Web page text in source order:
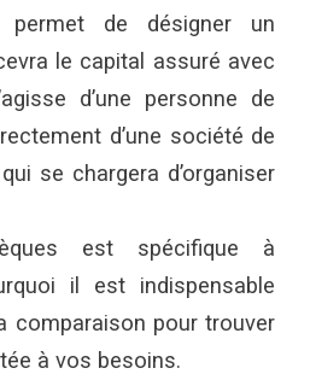
permet de désigner un
le capital assuré avec
d’une personne de
d’une société de
se chargera d’organiser
est spécifique à
il est indispensable
comparaison pour trouver
à vos besoins.